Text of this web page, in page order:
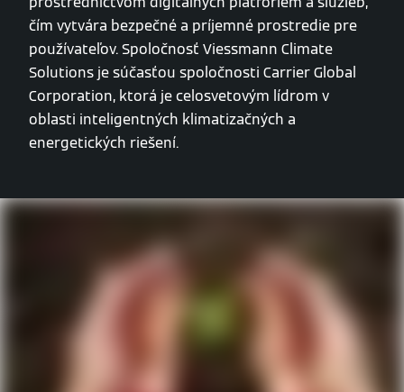
čím vytvára bezpečné a príjemné prostredie pre
používateľov. Spoločnosť Viessmann Climate
Solutions je súčasťou spoločnosti Carrier Global
Corporation, ktorá je celosvetovým lídrom v
oblasti inteligentných klimatizačných a
energetických riešení.